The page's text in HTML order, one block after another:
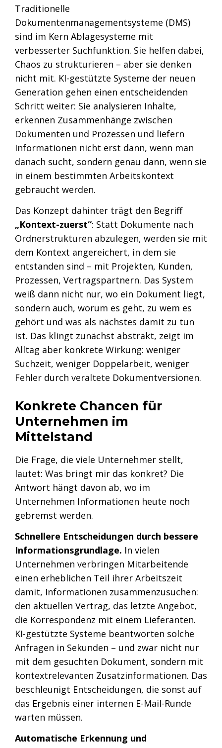
Traditionelle
Dokumentenmanagementsysteme (DMS)
sind im Kern Ablagesysteme mit
verbesserter Suchfunktion. Sie helfen dabei,
Chaos zu strukturieren – aber sie denken
nicht mit. KI-gestützte Systeme der neuen
Generation gehen einen entscheidenden
Schritt weiter: Sie analysieren Inhalte,
erkennen Zusammenhänge zwischen
Dokumenten und Prozessen und liefern
Informationen nicht erst dann, wenn man
danach sucht, sondern genau dann, wenn sie
in einem bestimmten Arbeitskontext
gebraucht werden.
Das Konzept dahinter trägt den Begriff
„Kontext-zuerst“: Statt Dokumente nach
Ordnerstrukturen abzulegen, werden sie mit
dem Kontext angereichert, in dem sie
entstanden sind – mit Projekten, Kunden,
Prozessen, Vertragspartnern. Das System
weiß dann nicht nur, wo ein Dokument liegt,
sondern auch, worum es geht, zu wem es
gehört und was als nächstes damit zu tun
ist. Das klingt zunächst abstrakt, zeigt im
Alltag aber konkrete Wirkung: weniger
Suchzeit, weniger Doppelarbeit, weniger
Fehler durch veraltete Dokumentversionen.
Konkrete Chancen für
Unternehmen im
Mittelstand
Die Frage, die viele Unternehmer stellt,
lautet: Was bringt mir das konkret? Die
Antwort hängt davon ab, wo im
Unternehmen Informationen heute noch
gebremst werden.
Schnellere Entscheidungen durch bessere
Informationsgrundlage. In vielen
Unternehmen verbringen Mitarbeitende
einen erheblichen Teil ihrer Arbeitszeit
damit, Informationen zusammenzusuchen:
den aktuellen Vertrag, das letzte Angebot,
die Korrespondenz mit einem Lieferanten.
KI-gestützte Systeme beantworten solche
Anfragen in Sekunden – und zwar nicht nur
mit dem gesuchten Dokument, sondern mit
kontextrelevanten Zusatzinformationen. Das
beschleunigt Entscheidungen, die sonst auf
das Ergebnis einer internen E-Mail-Runde
warten müssen.
Automatische Erkennung und